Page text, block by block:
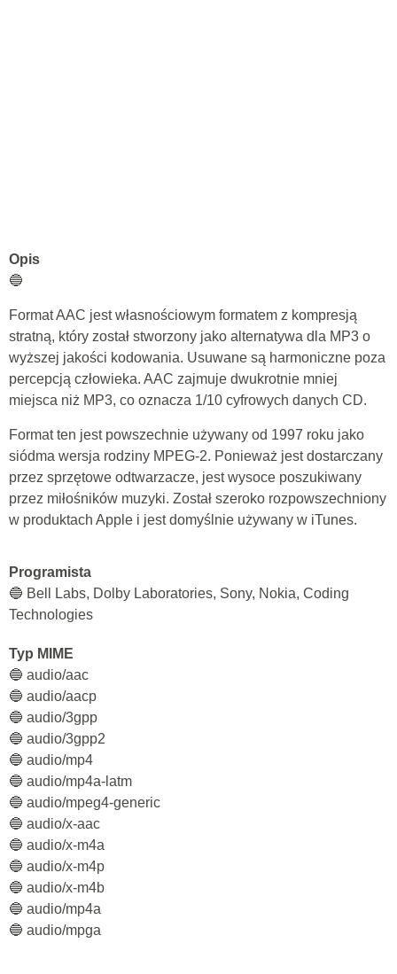
Opis
🔵
Format AAC jest własnościowym formatem z kompresją
stratną, który został stworzony jako alternatywa dla MP3 o
wyższej jakości kodowania. Usuwane są harmoniczne poza
percepcją człowieka. AAC zajmuje dwukrotnie mniej
miejsca niż MP3, co oznacza 1/10 cyfrowych danych CD.
Format ten jest powszechnie używany od 1997 roku jako
siódma wersja rodziny MPEG-2. Ponieważ jest dostarczany
przez sprzętowe odtwarzacze, jest wysoce poszukiwany
przez miłośników muzyki. Został szeroko rozpowszechniony
w produktach Apple i jest domyślnie używany w iTunes.
Programista
🔵 Bell Labs, Dolby Laboratories, Sony, Nokia, Coding
Technologies
Typ MIME
🔵 audio/aac
🔵 audio/aacp
🔵 audio/3gpp
🔵 audio/3gpp2
🔵 audio/mp4
🔵 audio/mp4a-latm
🔵 audio/mpeg4-generic
🔵 audio/x-aac
🔵 audio/x-m4a
🔵 audio/x-m4p
🔵 audio/x-m4b
🔵 audio/mp4a
🔵 audio/mpga